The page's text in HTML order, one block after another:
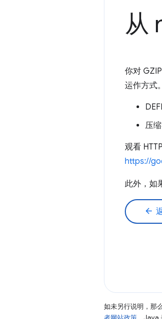
从
你对
运作方式。
压
观看
https://
此外，如
arrow_back
如未另行说明，那